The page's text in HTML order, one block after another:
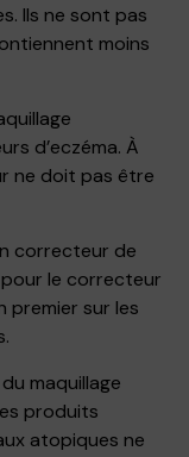
Ils ne sont pas
moins
d’eczéma. À
ne doit pas être
correcteur de
le correcteur
premier sur les
maquillage
produits
atopiques ne